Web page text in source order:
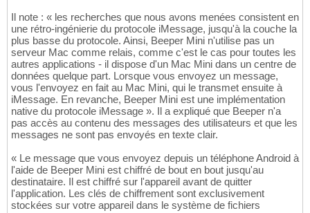
Il note : « les recherches que nous avons menées consistent en
une rétro-ingénierie du protocole iMessage, jusqu'à la couche la
plus basse du protocole. Ainsi, Beeper Mini n'utilise pas un
serveur Mac comme relais, comme c'est le cas pour toutes les
autres applications - il dispose d'un Mac Mini dans un centre de
données quelque part. Lorsque vous envoyez un message,
vous l'envoyez en fait au Mac Mini, qui le transmet ensuite à
iMessage. En revanche, Beeper Mini est une implémentation
native du protocole iMessage ». Il a expliqué que Beeper n'a
pas accès au contenu des messages des utilisateurs et que les
messages ne sont pas envoyés en texte clair.
« Le message que vous envoyez depuis un téléphone Android à
l'aide de Beeper Mini est chiffré de bout en bout jusqu'au
destinataire. Il est chiffré sur l'appareil avant de quitter
l'application. Les clés de chiffrement sont exclusivement
stockées sur votre appareil dans le système de fichiers